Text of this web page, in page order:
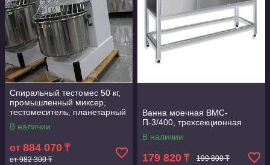
Спиральный тестомес 50 кг,
промышленный миксер,
тестомеситель, планетарный
миксер
В наличии
от 884 070 ₸
от 982 300 ₸
Ванна моечная ВМС-
П-3/400, трехсекционная
В наличии
179 820 ₸ 199 800 ₸